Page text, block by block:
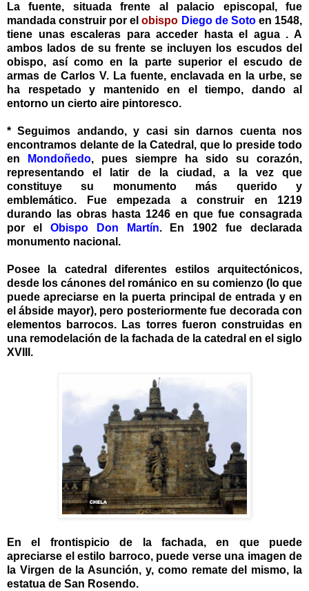
La fuente, situada frente al palacio episcopal, fue
mandada construir por elobispo Diego de Soto en 1548,
tiene unas escaleras para acceder hasta el agua . A
ambos lados de su frente se incluyen los escudos del
obispo, así como en la parte superior el escudo de
armas de Carlos V. La fuente, enclavada en la urbe, se
ha respetado y mantenido en el tiempo, dando al
entorno un cierto aire pintoresco.
*Seguimos andando, y casi sin darnos cuenta nos
encontramos delante de la Catedral , que lo preside todo
en
Mondoñedo, pues siempre ha sido su corazón,
representando el latir de la ciudad, a la vez que
constituye su monumento más querido y
emblemático.
Fue empezada a construir en 1219
durando las obras hasta 1246 en que fue consagrada
por el Obispo Don Martín.En 1902 fue declarada
monumento nacional.
Posee la catedral diferentes estilos arquitectónicos,
desde los cánones del románico en su comienzo (lo que
puede apreciarse en la puerta principal de entrada y en
el ábside mayor), pero posteriormente fue decorada con
elementos barrocos. Las torres fueron construidas en
una remodelación de la fachada de la catedral en el siglo
XVIII.
En el frontispicio de la fachada, en que puede
apreciarse el estilo barroco, puede verse una imagen de
la Virgen de la Asunción, y, como remate del mismo, la
estatua de San Rosendo.